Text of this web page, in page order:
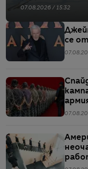
07.08.2026 / 15:32
се